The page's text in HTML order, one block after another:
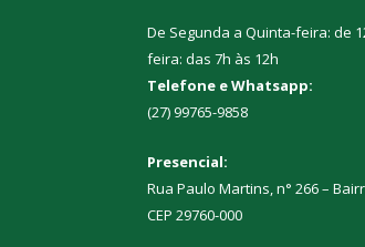
De Segunda a Quinta-feira: de
feira: das 7h às 12h
Telefone e Whatsapp:
(27) 99765-9858
Presencial:
Rua Paulo Martins, n° 266 –
CEP 29760-000